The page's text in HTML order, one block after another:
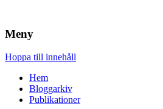
Wuz
Meny
Hoppa till innehåll
Hem
Bloggarkiv
Publikationer